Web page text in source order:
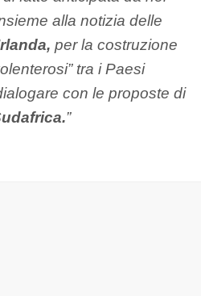
alla notizia delle
per la costruzione
tra i Paesi
con le proposte di
”